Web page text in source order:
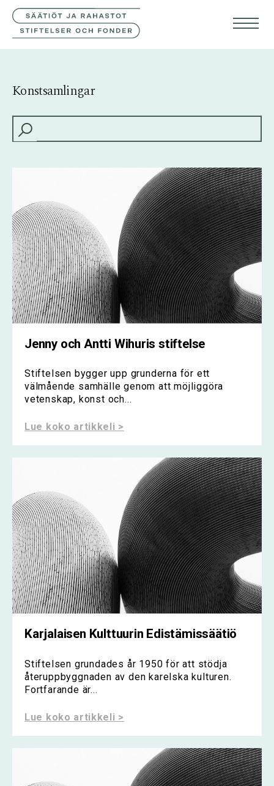
FIN
ENG
Konstsamlingar
HAKU:
Jenny och Antti Wihuris stiftelse
Stiftelsen bygger upp grunderna för ett
välmående samhälle genom att möjliggöra
vetenskap, konst och...
Lue koko artikkeli >
Karjalaisen Kulttuurin Edistämissäätiö
Stiftelsen grundades år 1950 för att stödja
återuppbyggnaden av den karelska kulturen.
Fortfarande är...
Lue koko artikkeli >